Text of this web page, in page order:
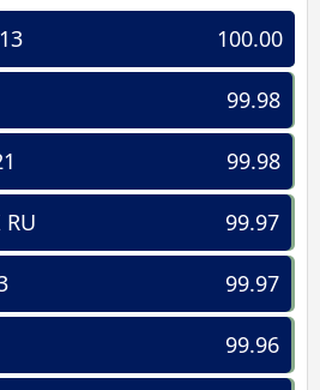
100.00
99.98
99.98
99.97
99.97
99.96